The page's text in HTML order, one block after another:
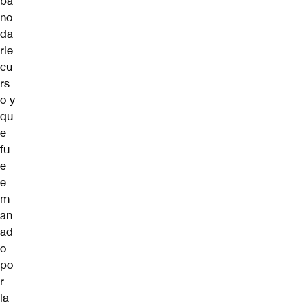
no
da
rle
cu
rs
o y
qu
e
fu
e
e
m
an
ad
o
po
r
la